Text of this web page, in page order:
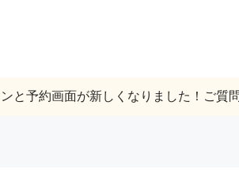
と予約画面が新しくなりました！ご質